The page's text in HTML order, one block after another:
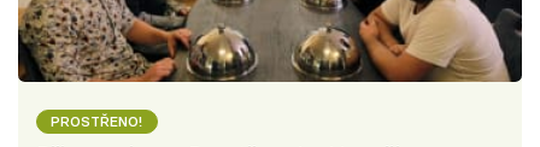
PROSTŘENO!